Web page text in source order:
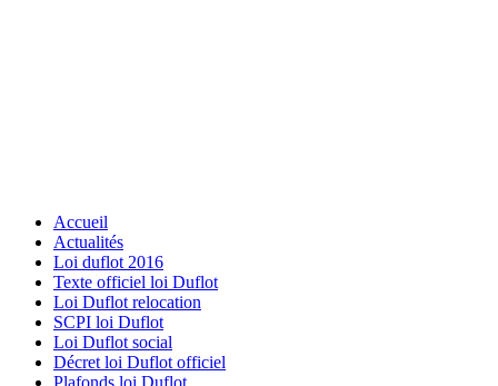
Accueil
Actualités
Loi duflot 2016
Texte officiel loi Duflot
Loi Duflot relocation
SCPI loi Duflot
Loi Duflot social
Décret loi Duflot officiel
Plafonds loi Duflot